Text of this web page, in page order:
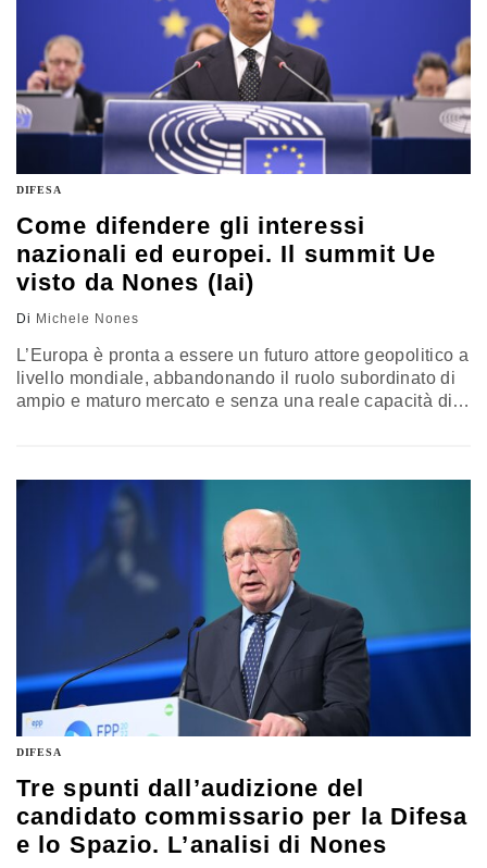
DIFESA
Come difendere gli interessi
nazionali ed europei. Il summit Ue
visto da Nones (Iai)
Di Michele Nones
L’Europa è pronta a essere un futuro attore geopolitico a
livello mondiale, abbandonando il ruolo subordinato di
ampio e maturo mercato e senza una reale capacità di
DIFESA
Tre spunti dall’audizione del
candidato commissario per la Difesa
e lo Spazio. L’analisi di Nones